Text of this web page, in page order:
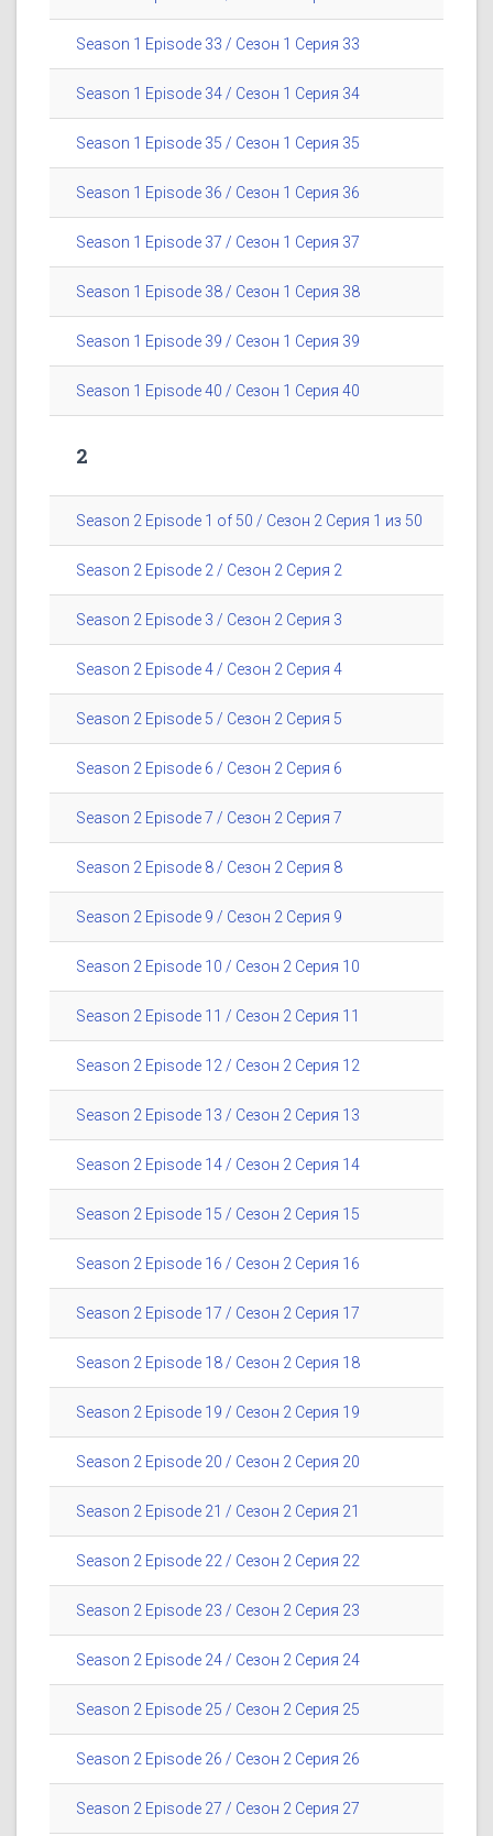
Season 1 Episode 33 / Сезон 1 Серия 33
Season 1 Episode 34 / Сезон 1 Серия 34
Season 1 Episode 35 / Сезон 1 Серия 35
Season 1 Episode 36 / Сезон 1 Серия 36
Season 1 Episode 37 / Сезон 1 Серия 37
Season 1 Episode 38 / Сезон 1 Серия 38
Season 1 Episode 39 / Сезон 1 Серия 39
Season 1 Episode 40 / Сезон 1 Серия 40
2
Season 2 Episode 1 of 50 / Сезон 2 Серия 1 из 50
Season 2 Episode 2 / Сезон 2 Серия 2
Season 2 Episode 3 / Сезон 2 Серия 3
Season 2 Episode 4 / Сезон 2 Серия 4
Season 2 Episode 5 / Сезон 2 Серия 5
Season 2 Episode 6 / Сезон 2 Серия 6
Season 2 Episode 7 / Сезон 2 Серия 7
Season 2 Episode 8 / Сезон 2 Серия 8
Season 2 Episode 9 / Сезон 2 Серия 9
Season 2 Episode 10 / Сезон 2 Серия 10
Season 2 Episode 11 / Сезон 2 Серия 11
Season 2 Episode 12 / Сезон 2 Серия 12
Season 2 Episode 13 / Сезон 2 Серия 13
Season 2 Episode 14 / Сезон 2 Серия 14
Season 2 Episode 15 / Сезон 2 Серия 15
Season 2 Episode 16 / Сезон 2 Серия 16
Season 2 Episode 17 / Сезон 2 Серия 17
Season 2 Episode 18 / Сезон 2 Серия 18
Season 2 Episode 19 / Сезон 2 Серия 19
Season 2 Episode 20 / Сезон 2 Серия 20
Season 2 Episode 21 / Сезон 2 Серия 21
Season 2 Episode 22 / Сезон 2 Серия 22
Season 2 Episode 23 / Сезон 2 Серия 23
Season 2 Episode 24 / Сезон 2 Серия 24
Season 2 Episode 25 / Сезон 2 Серия 25
Season 2 Episode 26 / Сезон 2 Серия 26
Season 2 Episode 27 / Сезон 2 Серия 27